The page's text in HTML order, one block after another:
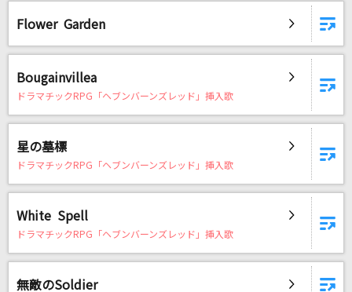
Flower Garden
Bougainvillea
ドラマチックRPG「ヘブンバーンズレッド」挿入歌
星の墓標
ドラマチックRPG「ヘブンバーンズレッド」挿入歌
White Spell
ドラマチックRPG「ヘブンバーンズレッド」挿入歌
無敵のSoldier